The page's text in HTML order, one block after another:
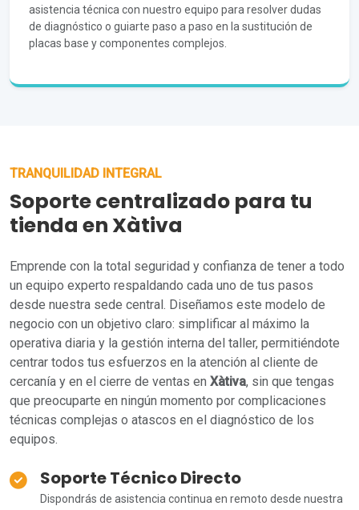
asistencia técnica con nuestro equipo para resolver dudas
de diagnóstico o guiarte paso a paso en la sustitución de
placas base y componentes complejos.
TRANQUILIDAD INTEGRAL
Soporte centralizado para tu
tienda en Xàtiva
Emprende con la total seguridad y confianza de tener a todo
un equipo experto respaldando cada uno de tus pasos
desde nuestra sede central. Diseñamos este modelo de
negocio con un objetivo claro: simplificar al máximo la
operativa diaria y la gestión interna del taller, permitiéndote
centrar todos tus esfuerzos en la atención al cliente de
cercanía y en el cierre de ventas en Xàtiva, sin que tengas
que preocuparte en ningún momento por complicaciones
técnicas complejas o atascos en el diagnóstico de los
equipos.
Soporte Técnico Directo
Dispondrás de asistencia continua en remoto desde nuestra